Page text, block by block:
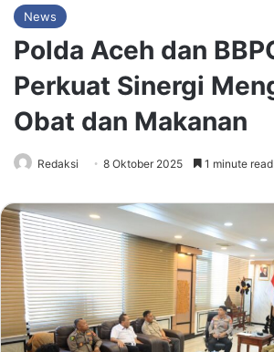
News
Polda Aceh dan
Perkuat Sinergi
Obat dan Makanan
Redaksi 8 Oktober 2025 1 minute read